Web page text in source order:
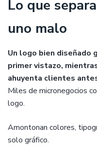
Lo que
uno malo
Un logo bien diseñado
primer vistazo,
ahuyenta clientes
Miles de micronegocios
logo.
Amontonan colores,
solo gráfico.